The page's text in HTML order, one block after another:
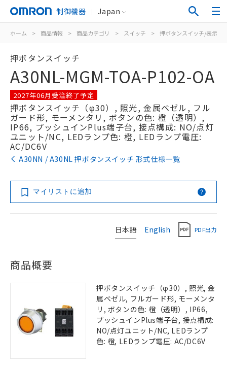
制御機器 Japan
ホーム > 商品情報 > 商品カテゴリ > スイッチ > 押ボタンスイッチ/表示灯
押ボタンスイッチ
A30NL-MGM-TOA-P102-OA
2027年06月受注終了予定
押ボタンスイッチ（φ30）, 照光, 金属ベゼル, フル
ガード形, モーメンタリ, ボタンの色: 橙（透明）,
IP66, プッシュインPlus端子台, 接点構成: NO/点灯
ユニット/NC, LEDランプ色: 橙, LEDランプ電圧:
AC/DC6V
A30NN / A30NL 押ボタンスイッチ 形式仕様一覧
マイリストに追加
日本語 English PDF出力
商品概要
押ボタンスイッチ（φ30）, 照光, 金
属ベゼル, フルガード形, モーメンタ
リ, ボタンの色: 橙（透明）, IP66,
プッシュインPlus端子台, 接点構成:
NO/点灯ユニット/NC, LEDランプ
色: 橙, LEDランプ電圧: AC/DC6V